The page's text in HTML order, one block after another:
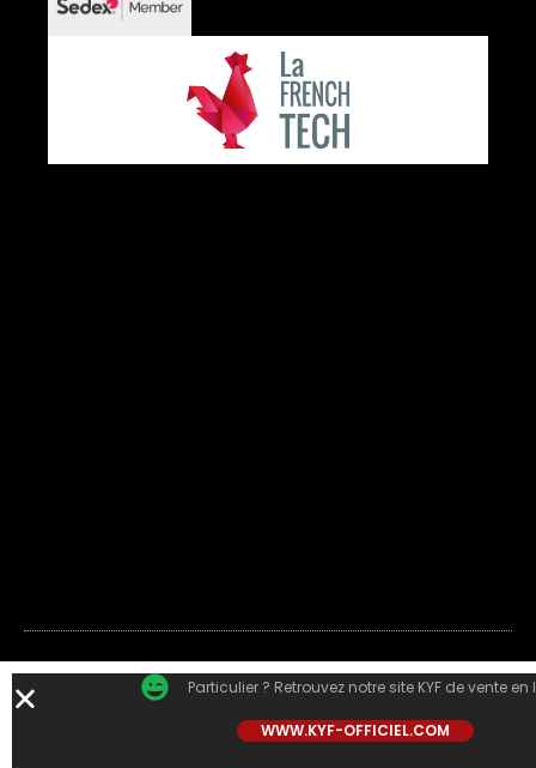
Particulier ? Retrouvez notre site KYF de vente en
WWW.KYF-OFFICIEL.COM